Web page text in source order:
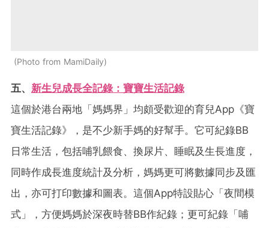
Photo from MamiDaily
五、 新生兒成長全記錄： 寶寶生活記錄
這個於港台兩地「媽媽界」均頗受歡迎的育兒App《寶
寶生活記錄》，是不少新手媽的好幫手。它可紀錄BB
日常生活，包括哺乳餵食、換尿片、睡眠及生長進度，
同時作成長進度統計及分析，媽媽更可將數據同步及匯
出，亦可打印數據和圖表。這個App特設貼心「夜間模
式」，方便媽媽於深夜時替BB作紀錄；更可紀錄「哺